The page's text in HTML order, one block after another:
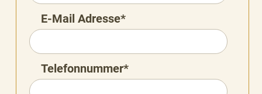
E-Mail Adresse*
Telefonnummer*